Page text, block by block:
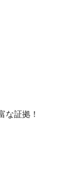
な証拠！